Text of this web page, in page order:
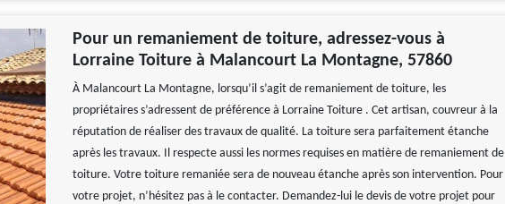
Pour un remaniement de toiture, adressez-vous à
Lorraine Toiture à Malancourt La Montagne, 57860
À Malancourt La Montagne, lorsqu’il s’agit de remaniement de toiture, les
propriétaires s’adressent de préférence à Lorraine Toiture . Cet artisan, couvreur à la
réputation de réaliser des travaux de qualité. La toiture sera parfaitement étanche
après les travaux. Il respecte aussi les normes requises en matière de remaniement de
toiture. Votre toiture remaniée sera de nouveau étanche après son intervention. Pour
votre projet, n’hésitez pas à le contacter. Demandez-lui le devis de votre projet pour